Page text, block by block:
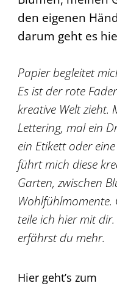
den eigenen
darum geht es
Papier begleitet
Es ist der rote
kreative Welt zieht.
Lettering, mal ein
ein Etikett oder
führt mich diese
Garten, zwischen
Wohlfühlmomente.
teile ich hier mit
erfährst du mehr.
Hier geht’s zum